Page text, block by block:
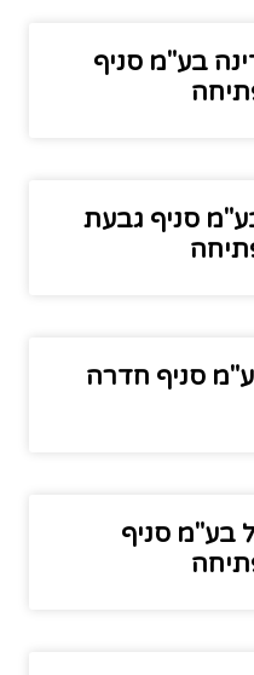
בע"מ סניף
סניף גבעת
סניף חדרה
בע"מ סניף